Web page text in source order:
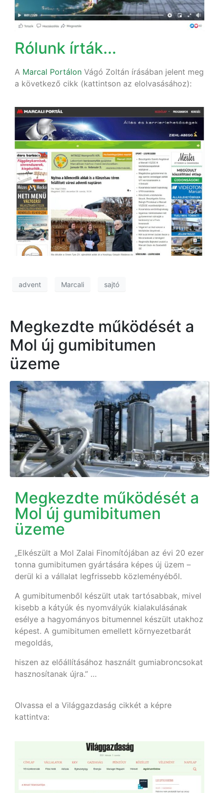
Rólunk írták...
A Marcal Portálon Vágó Zoltán írásában jelent meg
a következő cikk (kattintson az elolvasásához):
advent Marcali sajtó
Megkezdte működését a
Mol új gumibitumen
üzeme
Megkezdte működését a
Mol új gumibitumen
üzeme
„Elkészült a Mol Zalai Finomítójában az évi 20 ezer
tonna gumibitumen gyártására képes új üzem –
derül ki a vállalat legfrissebb közleményéből.
A gumibitumenből készült utak tartósabbak, mivel
kisebb a kátyúk és nyomvályúk kialakulásának
esélye a hagyományos bitumennel készült utakhoz
képest. A gumibitumen emellett környezetbarát
megoldás,
hiszen az előállításához használt gumiabroncsokat
hasznosítanak újra.” …
Olvassa el a Világgazdaság cikkét a képre
kattintva: